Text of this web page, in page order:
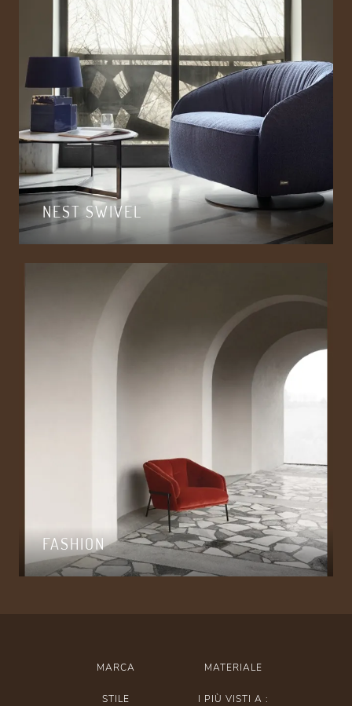
NEST SWIVEL
FASHION
MARCA MATERIALE
STILE I PIÙ VISTI A :